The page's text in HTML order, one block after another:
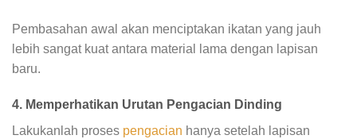
Pembasahan awal akan menciptakan ikatan yang jauh
lebih sangat kuat antara material lama dengan lapisan
baru.
4. Memperhatikan Urutan Pengacian Dinding
Lakukanlah proses pengacian hanya setelah lapisan